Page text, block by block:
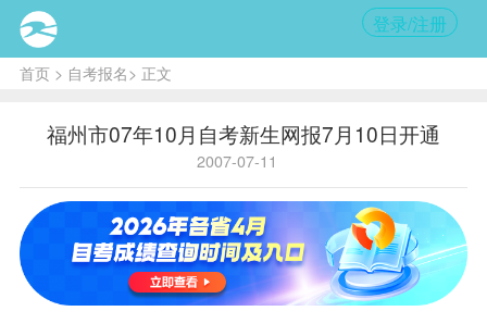
登录/注册
首页> 自考报名> 正文
福州市07年10月自考新生网报7月10日开通
2007-07-11